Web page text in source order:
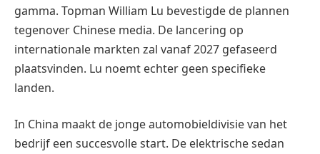
gamma. Topman William Lu bevestigde de plannen
tegenover Chinese media. De lancering op
internationale markten zal vanaf 2027 gefaseerd
plaatsvinden. Lu noemt echter geen specifieke
landen.
In China maakt de jonge automobieldivisie van het
bedrijf een succesvolle start. De elektrische sedan